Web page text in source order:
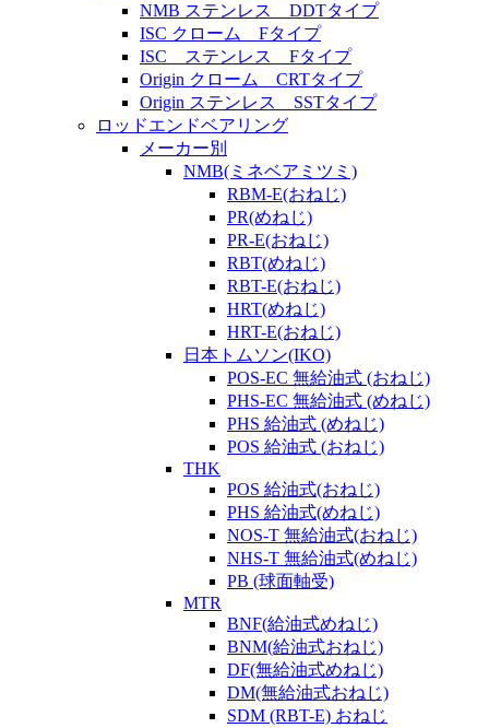
NMB ステンレス DDTタイプ
ISC クローム Fタイプ
ISC ステンレス Fタイプ
Origin クローム CRTタイプ
Origin ステンレス SSTタイプ
ロッドエンドベアリング
メーカー別
NMB(ミネベアミツミ)
RBM-E(おねじ)
PR(めねじ)
PR-E(おねじ)
RBT(めねじ)
RBT-E(おねじ)
HRT(めねじ)
HRT-E(おねじ)
日本トムソン(IKO)
POS-EC 無給油式 (おねじ)
PHS-EC 無給油式 (めねじ)
PHS 給油式 (めねじ)
POS 給油式 (おねじ)
THK
POS 給油式(おねじ)
PHS 給油式(めねじ)
NOS-T 無給油式(おねじ)
NHS-T 無給油式(めねじ)
PB (球面軸受)
MTR
BNF(給油式めねじ)
BNM(給油式おねじ)
DF(無給油式めねじ)
DM(無給油式おねじ)
SDM (RBT-E) おねじ